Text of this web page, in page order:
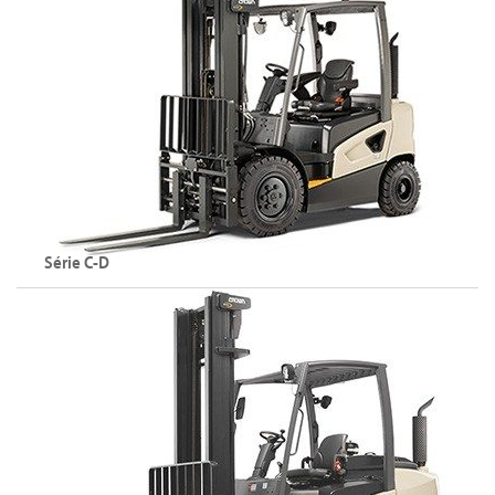
Explorer la série C-B
Série C-D
Chariots élévateurs diesel
Capacité maximale : 3500 kg
Hauteur de levée maximale : 8250 mm